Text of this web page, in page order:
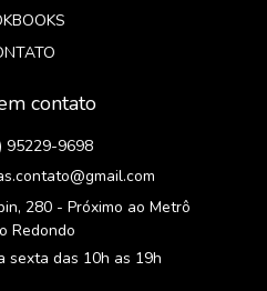
contato
95229-9698
280 - Próximo ao Metrô
Redondo
sexta das 10h as 19h